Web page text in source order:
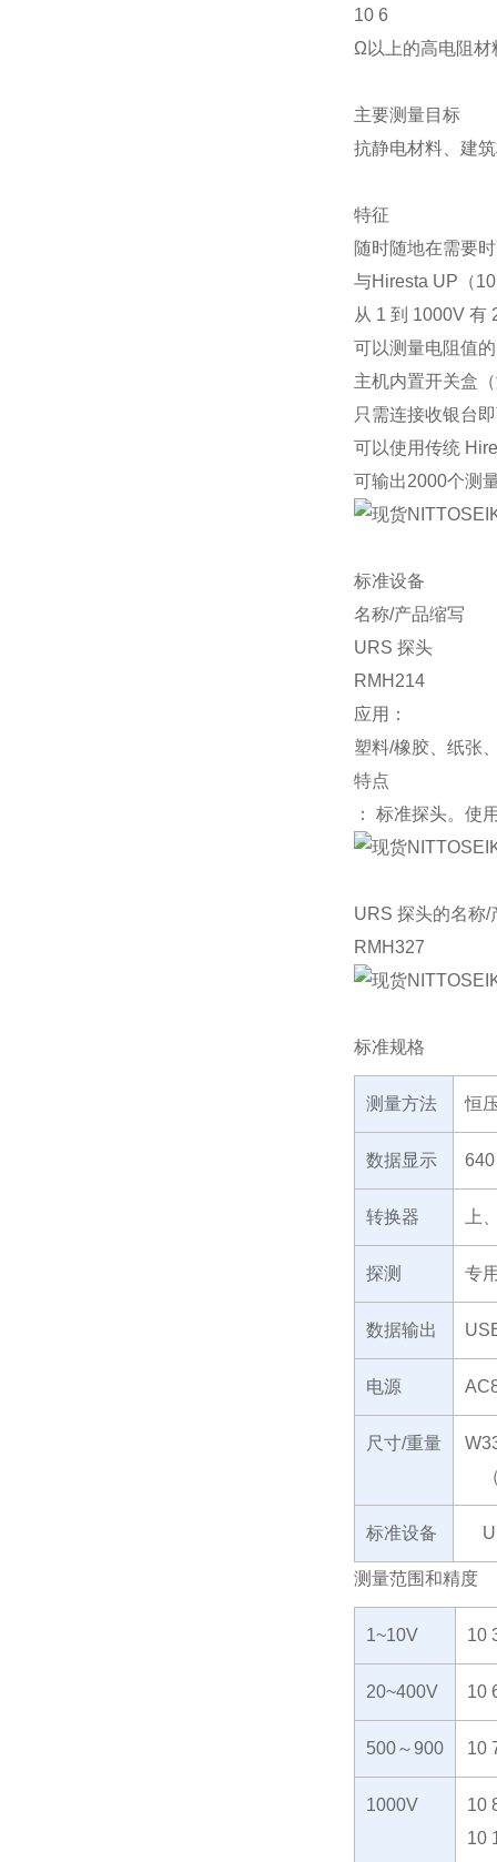
10 6
Ω以上的高电阻材
主要测量目标
抗静电材料、建
特征
随时随地在需要
与Hiresta UP（
从 1 到 1000V 有
可以测量电阻值
主机内置开关盒
只需连接收银台
可以使用传统
可输出2000个测
标准设备
名称/产品缩写
URS 探头
RMH214
应用：
塑料/橡胶、纸张
特点
： 标准探头。使
URS 探头的名称/
RMH327
标准规格
测量方法 恒
数据显示
转换器 上
探测 专
数据输出
电源
尺寸/重量
（
标准设备
测量范围和精度
1~10V 10
20~400V 10
500～900 10
1000V
10
10